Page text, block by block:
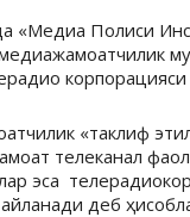
«Медиа Полиси
«таклиф
телеканал
эса
деб